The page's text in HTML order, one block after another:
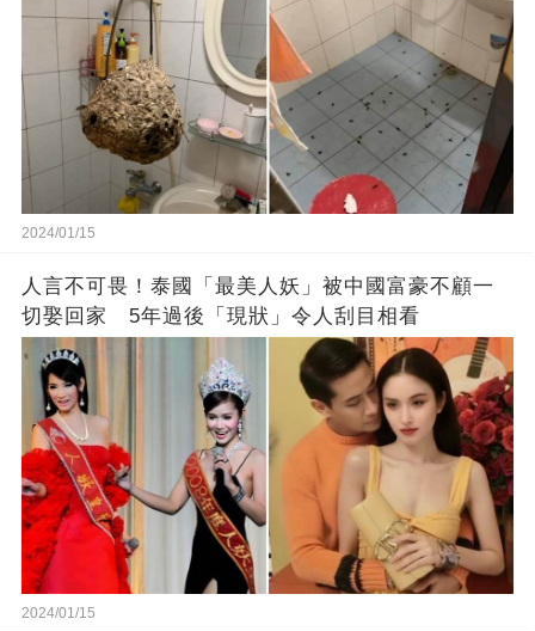
2024/01/15
人言不可畏！泰國「最美人妖」被中國富豪不顧一
切娶回家 5年過後「現狀」令人刮目相看
2024/01/15